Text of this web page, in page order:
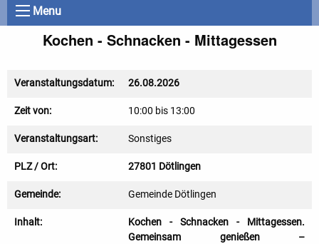
Menu
Kochen - Schnacken - Mittagessen
Veranstaltungsdatum: 26.08.2026
Zeit von: 10:00 bis 13:00
Veranstaltungsart: Sonstiges
PLZ / Ort: 27801 Dötlingen
Gemeinde: Gemeinde Dötlingen
Inhalt:
Kochen - Schnacken - Mittagessen.
Gemeinsam genießen –